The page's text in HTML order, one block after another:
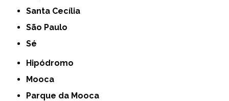
Santa Cecília
São Paulo
Sé
Hipódromo
Mooca
Parque da Mooca